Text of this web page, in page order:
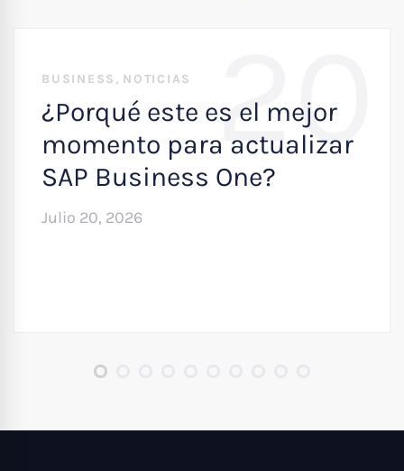
20
BUSINESS , NOTICIAS
¿Porqué este es el mejor
momento para actualizar
SAP Business One?
Julio 20, 2026